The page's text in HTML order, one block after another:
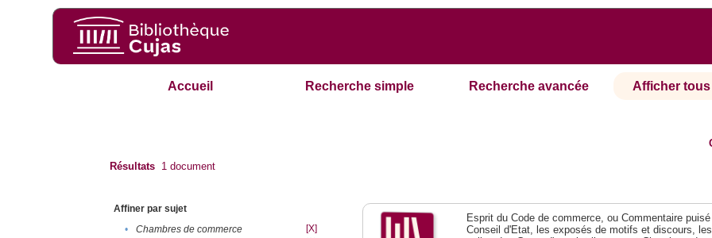
Accueil Recherche simple Recherche avancée Afficher
Résultats 1 document
Affiner par sujet
•
Chambres de commerce
[X]
Esprit du Code de commerce, ou Commentaire
Conseil d'Etat, les exposés de motifs et discours,